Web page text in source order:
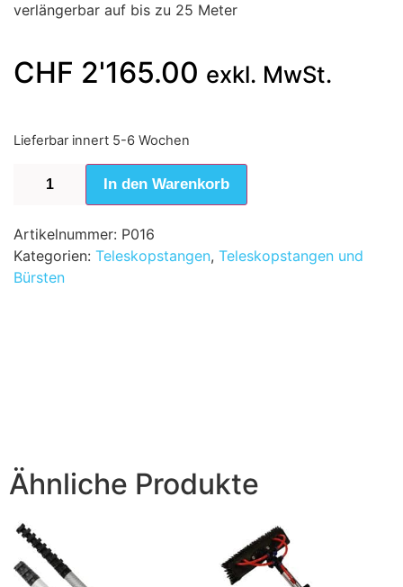
verlängerbar auf bis zu 25 Meter
CHF 2'165.00 exkl. MwSt.
Lieferbar innert 5-6 Wochen
In den Warenkorb
Artikelnummer: P016
Kategorien: Teleskopstangen, Teleskopstangen und
Bürsten
Ähnliche Produkte